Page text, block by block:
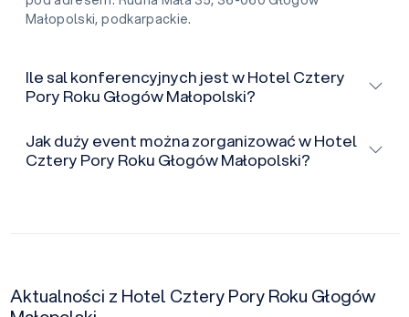
Małopolski, podkarpackie.
Ile sal konferencyjnych jest w Hotel Cztery
Pory Roku Głogów Małopolski?
Jak duży event można zorganizować w Hotel
Cztery Pory Roku Głogów Małopolski?
Aktualności z Hotel Cztery Pory Roku Głogów